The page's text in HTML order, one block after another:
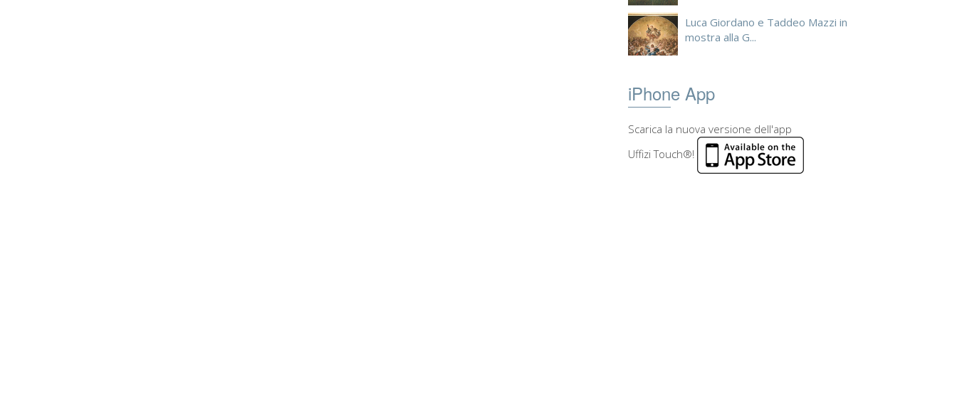
Luca Giordano e Taddeo Mazzi in
mostra alla G...
iPhone App
Scarica la nuova versione dell'app
Uffizi Touch®!